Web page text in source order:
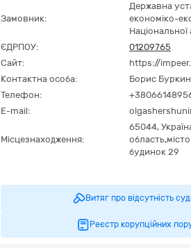
Замовник:
Державна
економіко-
Національної
ЄДРПОУ:
01209765
Сайт:
https://
Контактна особа:
Борис
Телефон:
E-mail:
Місцезнаходження:
65044,
область,
будинок 29
Витяг про відсутність
Реєстр корупційних